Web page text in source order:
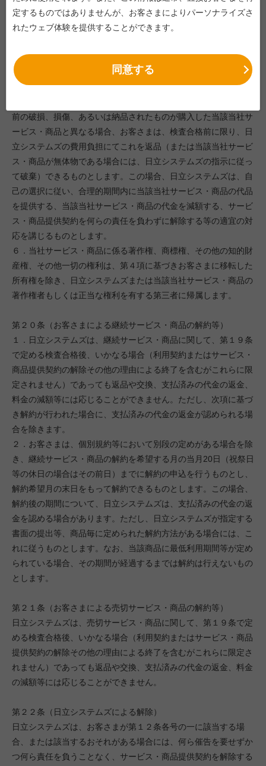
３．検査期間内にお客さまから日立システムズに対して書面によ
る異議の申し出が無い場合には、検査期間の終了をもって当該当
４．納品された当社サービス・商品に含まれる有形物の所有権
は、検査合格をもって日立システムズからお客さまに移転するも
のとします。
前の破損、損傷、あるいは納品されたものが購入した当該当社サ
ービス・商品と異なる場合、お客さまは、検査合格前に限り、日
立システムズの費用負担にてこれを返品（または当該当社サービ
ス・商品が無体物である場合には、日立システムズの指示に従っ
て破棄）できるものとします。この場合、日立システムズは、自
己の選択に従い、合理的期間内に当該当社サービス・商品の代品
を提供する、当該当社サービス・商品の代金を減額する、サービ
ス・商品提供契約を何らの責任を負わずに解除する等の適宜の対
応を講じるものとします。
６．当社サービス・商品に係る著作権、商標権、その他の知的財
産権、その他一切の権利は、第４項に基づきお客さまに移転した
所有権を除き、日立システムズまたは当該当社サービス・商品の
著作権者もしくは正当な権利を有する第三者に帰属します。
第２０条（お客さまによる継続サービス・商品の解約等）
１．日立システムズは、継続サービス・商品に関して、第１９条
で定める検査合格後、いかなる場合（利用契約またはサービス・
商品提供契約の解除その他の理由による終了を含むがこれらに限
定されません）であっても返品や交換、支払済みの代金の返金、
料金の減額等には応じることができません。ただし、次項に基づ
き解約が行われた場合に、支払済みの代金の返金が認められる場
合を除きます。
２．お客さまは、個別規約等において別段の定めがある場合を除
き、継続サービス・商品の解約を希望する月の当月20日（祝祭日
等の休日の場合はその前日）までに解約の申込を行うものとし、
解約希望月の末日をもって解約できるものとします。この場合、
解約後の期間について、日立システムズは、支払済みの代金の返
金を認める場合があります。ただし、日立システムズが指定する
書面の提出等、商品毎に定められた解約方法がある場合には、こ
れに従うものとします。なお、当該商品に最低利用期間等が定め
られている場合、その期間が経過するまでは解約は行えないもの
とします。
第２１条（お客さまによる売切サービス・商品の解約等）
日立システムズは、売切サービス・商品に関して、第１９条で定
める検査合格後、いかなる場合（利用契約またはサービス・商品
提供契約の解除その他の理由による終了を含むがこれらに限定さ
れません）であっても返品や交換、支払済みの代金の返金、料金
の減額等には応じることができません。
第２２条（日立システムズによる解除）
日立システムズは、お客さまが第１２条各号の一に該当する場
合、または該当するおそれがある場合には、何ら催告を要せずか
つ何ら責任を負うことなく、サービス・商品提供契約を解除する
定するものではありませんが、お客さまによりパーソナライズさ
れたウェブ体験を提供することができます。
同意する